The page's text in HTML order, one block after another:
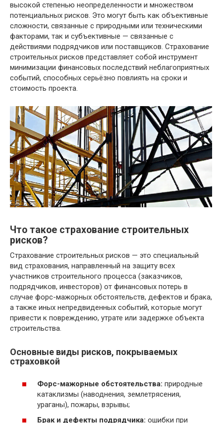
высокой степенью неопределенности и множеством
потенциальных рисков. Это могут быть как объективные
сложности, связанные с природными или техническими
факторами, так и субъективные — связанные с
действиями подрядчиков или поставщиков. Страхование
строительных рисков представляет собой инструмент
минимизации финансовых последствий неблагоприятных
событий, способных серьёзно повлиять на сроки и
стоимость проекта.
Что такое страхование строительных
рисков?
Страхование строительных рисков — это специальный
вид страхования, направленный на защиту всех
участников строительного процесса (заказчиков,
подрядчиков, инвесторов) от финансовых потерь в
случае форс-мажорных обстоятельств, дефектов и брака,
а также иных непредвиденных событий, которые могут
привести к повреждению, утрате или задержке объекта
строительства.
Основные виды рисков, покрываемых
страховкой
Форс-мажорные обстоятельства: природные
катаклизмы (наводнения, землетрясения,
ураганы), пожары, взрывы;
Брак и дефекты подрядчика: ошибки при